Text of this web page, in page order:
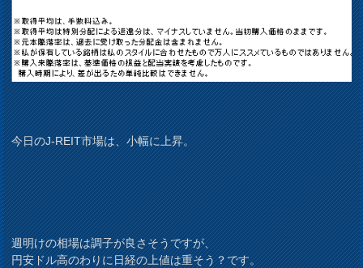
今日のJ-REIT市場は、小幅に上昇。
週明けの相場は調子が良さそうですが、
円安ドル高のわりに日経の上値は重そう？です。